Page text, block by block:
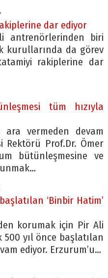
dar ediyor
antrenörlerinden biri
kurullarında da görev
rakiplerine dar
tüm hızıyla
vermeden devam
Rektörü Prof.Dr. Ömer
bütünleşmesine ve
‘Binbir Hatim’
korumak için Pir Ali
yıl önce başlatılan
ediyor. Erzurum’u…